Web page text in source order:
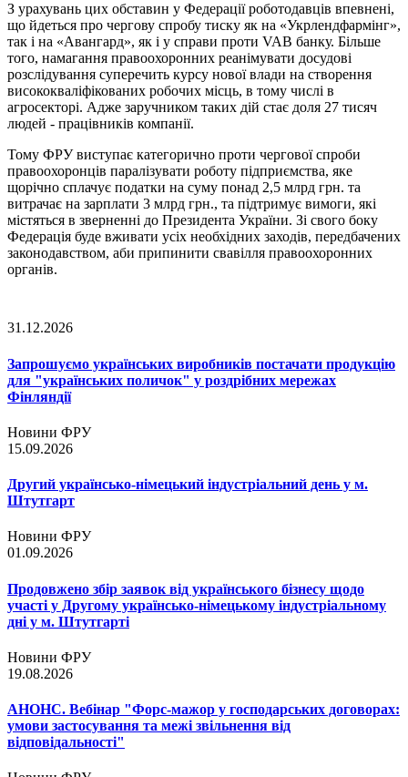
З урахувань цих обставин у Федерації роботодавців впевнені,
що йдеться про чергову спробу тиску як на «Укрлендфармінг»,
так і на «Авангард», як і у справи проти VAB банку. Більше
того, намагання правоохоронних реанімувати досудові
розслідування суперечить курсу нової влади на створення
висококваліфікованих робочих місць, в тому числі в
агросекторі. Адже заручником таких дій стає доля 27 тисяч
людей - працівників компанії.
Тому ФРУ виступає категорично проти чергової спроби
правоохоронців паралізувати роботу підприємства, яке
щорічно сплачує податки на суму понад 2,5 млрд грн. та
витрачає на зарплати 3 млрд грн., та підтримує вимоги, які
містяться в зверненні до Президента України. Зі свого боку
Федерація буде вживати усіх необхідних заходів, передбачених
законодавством, аби припинити свавілля правоохоронних
органів.
31.12.2026
Запрошуємо українських виробників постачати продукцію
для "українських поличок" у роздрібних мережах
Фінляндії
Новини ФРУ
15.09.2026
Другий українсько-німецький індустріальний день у м.
Штутгарт
Новини ФРУ
01.09.2026
Продовжено збір заявок від українського бізнесу щодо
участі у Другому українсько-німецькому індустріальному
дні у м. Штутгарті
Новини ФРУ
19.08.2026
АНОНС. Вебінар "Форс-мажор у господарських договорах:
умови застосування та межі звільнення від
відповідальності"